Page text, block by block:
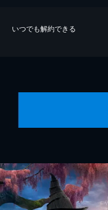
いつでも解約できる